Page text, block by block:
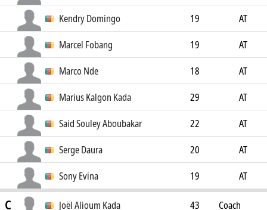
Kendry Domingo
19
AT
Marcel Fobang
19
AT
Marco Nde
18
AT
Marius Kalgon Kada
29
AT
Said Souley Aboubakar
22
AT
Serge Daura
20
AT
Sony Evina
19 AT
C Joël Alioum Kada 43 Coach